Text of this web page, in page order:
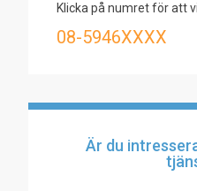
Klicka på numret för att
08-5946XXXX
Är du